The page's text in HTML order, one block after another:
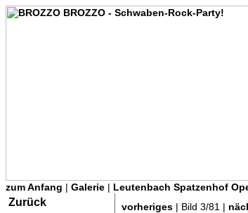
zum Anfang | Galerie | Leutenbach Spatzenhof
Zurück vorheriges | Bild 3/81 |